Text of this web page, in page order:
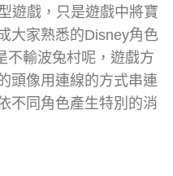
遊戲，只是遊戲中將寶
大家熟悉的Disney角色
不輸波兔村呢，遊戲方
頭像用連線的方式串連
不同角色產生特別的消